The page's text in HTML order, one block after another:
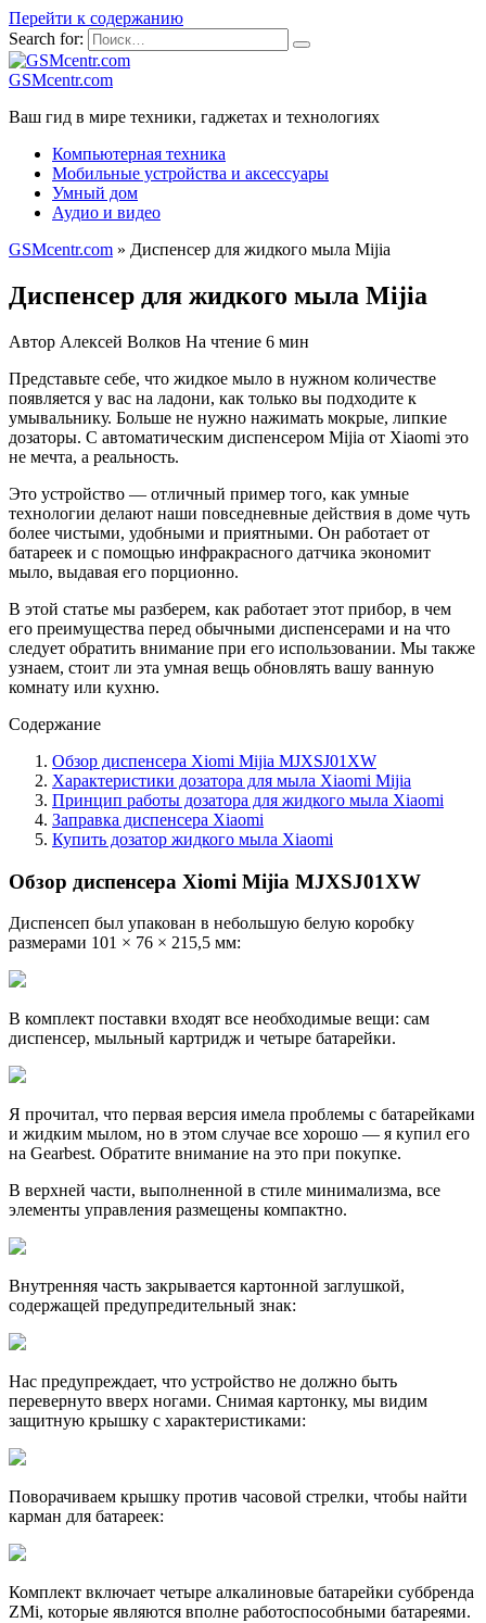
Перейти к содержанию
Search for:
GSMcentr.com
Ваш гид в мире техники, гаджетах и технологиях
Компьютерная техника
Мобильные устройства и аксессуары
Умный дом
Аудио и видео
GSMcentr.com » Диспенсер для жидкого мыла Mijia
Диспенсер для жидкого мыла Mijia
Автор Алексей Волков На чтение 6 мин
Представьте себе, что жидкое мыло в нужном количестве
появляется у вас на ладони, как только вы подходите к
умывальнику. Больше не нужно нажимать мокрые, липкие
дозаторы. С автоматическим диспенсером Mijia от Xiaomi это
не мечта, а реальность.
Это устройство — отличный пример того, как умные
технологии делают наши повседневные действия в доме чуть
более чистыми, удобными и приятными. Он работает от
батареек и с помощью инфракрасного датчика экономит
мыло, выдавая его порционно.
В этой статье мы разберем, как работает этот прибор, в чем
его преимущества перед обычными диспенсерами и на что
следует обратить внимание при его использовании. Мы также
узнаем, стоит ли эта умная вещь обновлять вашу ванную
комнату или кухню.
Содержание
Обзор диспенсера Xiomi Mijia MJXSJ01XW
Характеристики дозатора для мыла Xiaomi Mijia
Принцип работы дозатора для жидкого мыла Xiaomi
Заправка диспенсера Xiaomi
Купить дозатор жидкого мыла Xiaomi
Обзор диспенсера Xiomi Mijia MJXSJ01XW
Диспенсеп был упакован в небольшую белую коробку
размерами 101 × 76 × 215,5 мм:
В комплект поставки входят все необходимые вещи: сам
диспенсер, мыльный картридж и четыре батарейки.
Я прочитал, что первая версия имела проблемы с батарейками
и жидким мылом, но в этом случае все хорошо — я купил его
на Gearbest. Обратите внимание на это при покупке.
В верхней части, выполненной в стиле минимализма, все
элементы управления размещены компактно.
Внутренняя часть закрывается картонной заглушкой,
содержащей предупредительный знак:
Наc предупреждает, что устройство не должно быть
перевернуто вверх ногами. Снимая картонку, мы видим
защитную крышку с характеристиками:
Поворачиваем крышку против часовой стрелки, чтобы найти
карман для батареек:
Комплект включает четыре алкалиновые батарейки суббренда
ZMi, которые являются вполне работоспособными батареями.